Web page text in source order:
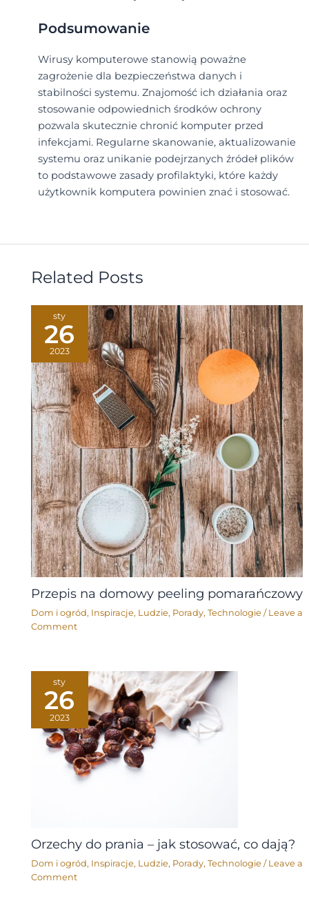
Podsumowanie
Wirusy komputerowe stanowią poważne
zagrożenie dla bezpieczeństwa danych i
stabilności systemu. Znajomość ich działania oraz
stosowanie odpowiednich środków ochrony
pozwala skutecznie chronić komputer przed
infekcjami. Regularne skanowanie, aktualizowanie
systemu oraz unikanie podejrzanych źródeł plików
to podstawowe zasady profilaktyki, które każdy
użytkownik komputera powinien znać i stosować.
Related Posts
sty
26
2023
Przepis na domowy peeling pomarańczowy
Dom i ogród, Inspiracje, Ludzie, Porady, Technologie / Leave a
Comment
sty
26
2023
Orzechy do prania – jak stosować, co dają?
Dom i ogród, Inspiracje, Ludzie, Porady, Technologie / Leave a
Comment